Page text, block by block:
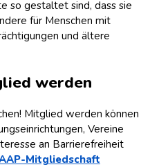
so gestaltet sind, dass sie
für Menschen mit
und ältere
werden
Mitglied werden können
Vereine
an Barrierefreiheit
Mitgliedschaft